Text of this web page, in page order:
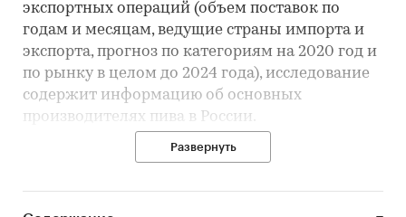
экспортных операций (объем поставок по
годам и месяцам, ведущие страны импорта и
экспорта, прогноз по категориям на 2020 год и
по рынку в целом до 2024 года), исследование
содержит информацию об основных
производителях пива в России.
Дата последнего обновления: 02.10.2020.
Развернуть